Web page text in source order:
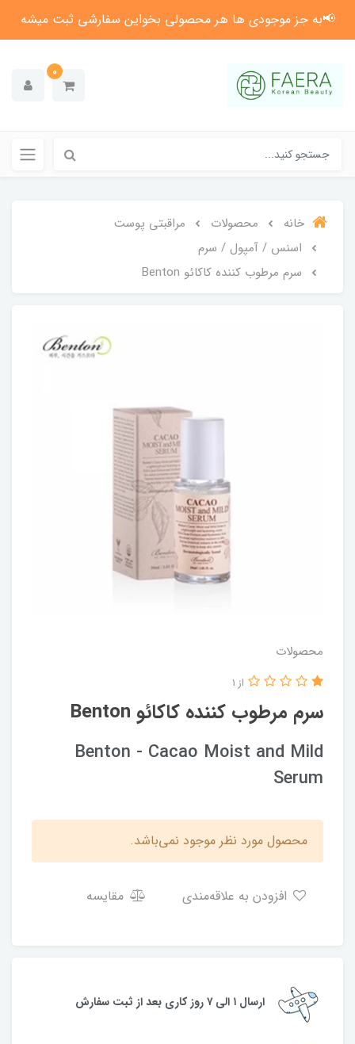
📢به جز موجودی ها هر محصولی بخواین سفارشی ثبت میشه
0
خانه محصولات
مراقبتی پوست
اسنس / آمپول / سرم
سرم مرطوب کننده کاکائو Benton
محصولات
سرم مرطوب کننده کاکائو Benton
از 1
Benton - Cacao Moist and Mild
Serum
محصول مورد نظر موجود نمی‌باشد.
مقایسه
ارسال ۱ الی ۷ روز کاری بعد از ثبت سفارش